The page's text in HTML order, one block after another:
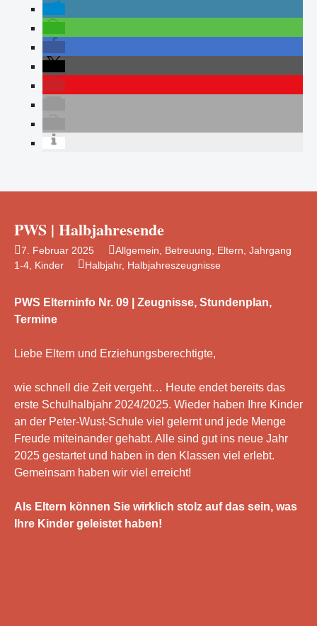
PWS | Halbjahresende
7. Februar 2025 Allgemein Betreuung Eltern Jahrgang
1-4 Kinder Halbjahr, Halbjahreszeugnisse
PWS Elterninfo Nr. 09 | Zeugnisse, Stundenplan,
Termine
Liebe Eltern und Erziehungsberechtigte,
wie schnell die Zeit vergeht… Heute endet bereits das
erste Schulhalbjahr 2024/2025. Wieder haben Ihre Kinder
an der Peter-Wust-Schule viel gelernt und jede Menge
Freude miteinander gehabt. Alle sind gut ins neue Jahr
2025 gestartet und haben in den Klassen viel erlebt.
Gemeinsam haben wir viel erreicht!
Als Eltern können Sie wirklich stolz auf das sein, was
Ihre Kinder geleistet haben!